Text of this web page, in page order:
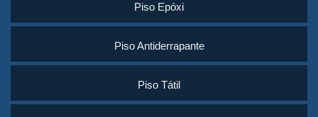
Piso Epóxi
Piso Antiderrapante
Piso Tátil